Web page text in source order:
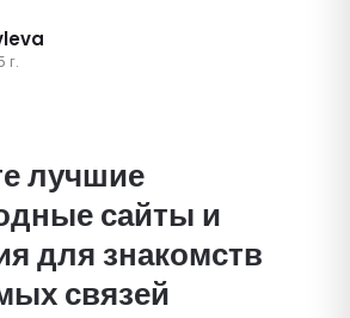
г.
лучшие
сайты и
для знакомств
связей